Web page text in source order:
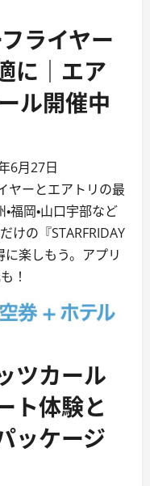
ライヤー
に｜エア
ール開催中
6月27日
ヤーとエアトリの最
福岡・山口宇部など
けの『STARFRIDAY
楽しもう。アプリ
！
ツカール
ト体験と
ッケージ